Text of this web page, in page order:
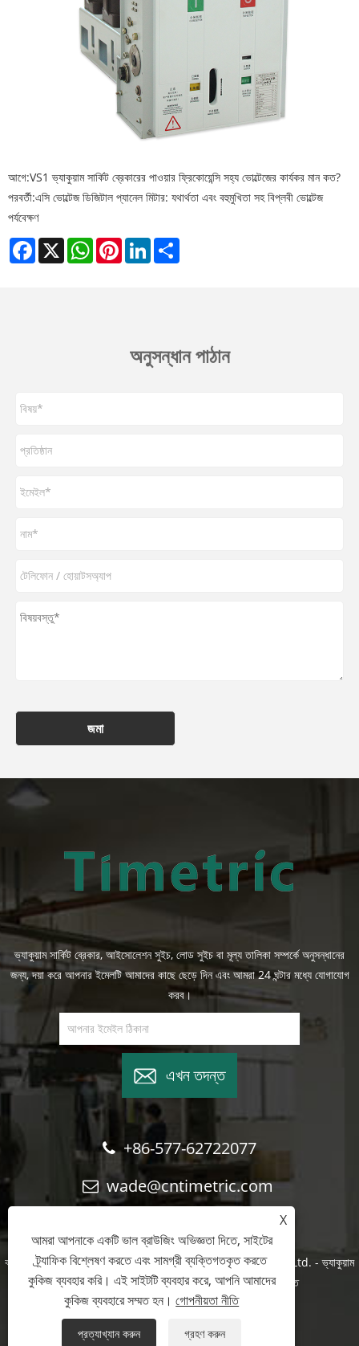
আগে:VS1 ভ্যাকুয়াম সার্কিট ব্রেকারের পাওয়ার ফ্রিকোয়েন্সি সহ্য ভোল্টেজের কার্যকর মান কত?
পরবর্তী:এসি ভোল্টেজ ডিজিটাল প্যানেল মিটার: যথার্থতা এবং বহুমুখিতা সহ বিপ্লবী ভোল্টেজ
পর্যবেক্ষণ
Facebook
X WhatsAppPinterestLinkedIn
অনুসন্ধান পাঠান
জমা
ভ্যাকুয়াম সার্কিট ব্রেকার, আইসোলেশন সুইচ, লোড সুইচ বা মূল্য তালিকা সম্পর্কে অনুসন্ধানের
জন্য, দয়া করে আপনার ইমেলটি আমাদের কাছে ছেড়ে দিন এবং আমরা 24 ঘন্টার মধ্যে যোগাযোগ
করব।
এখন তদন্ত
+86-577-62722077
wade@cntimetric.com
কপিরাইট © 2022 Wenzhou Shuyi Import and Export Co., Ltd. - ভ্যাকুয়াম
সার্কিট ব্রেকার, আইসোলেশন সুইচ, লোড সুইচ - সর্বস্বত্ব সংরক্ষিত
Links
Sitemap RSS XML গোপনীয়তা নীতি
X
আমরা আপনাকে একটি ভাল ব্রাউজিং অভিজ্ঞতা দিতে, সাইটের
ট্র্যাফিক বিশ্লেষণ করতে এবং সামগ্রী ব্যক্তিগতকৃত করতে
কুকিজ ব্যবহার করি। এই সাইটটি ব্যবহার করে, আপনি আমাদের
কুকিজ ব্যবহারে সম্মত হন।গোপনীয়তা নীতি
প্রত্যাখ্যান করুন গ্রহণ করুন